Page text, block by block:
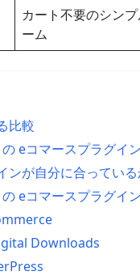
カート不要のシン
ーム
比較
eコマースプラグイ
ンが自分に合ってい
eコマースプラグイ
Downloads